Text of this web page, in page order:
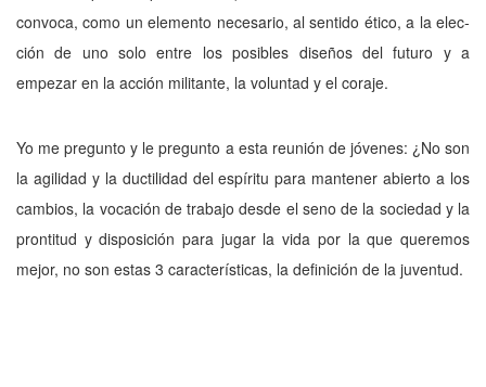
convoca, como un elemento necesario, al sentido ético, a la elec­
ción de uno solo entre los posibles diseños del futuro y a
empezar en la acción militante, la voluntad y el coraje.
Yo me pregunto y le pregunto a esta reunión de jóvenes: ¿No son
la agilidad y la ductilidad del espíritu para mantener abierto a los
cambios, la vocación de trabajo desde el se­no de la sociedad y la
prontitud y disposición para jugar la vida por la que queremos
mejor, no son estas 3 características, la definición de la juventud.